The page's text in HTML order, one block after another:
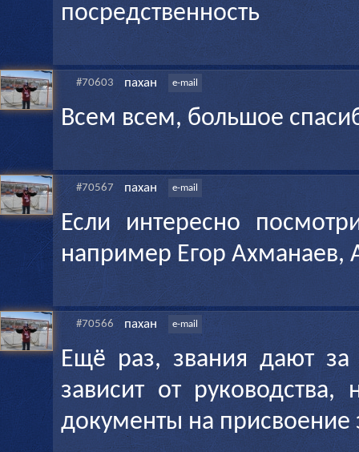
посредственность
#70603 пахан e-mail
Всем всем, большое
#70567 пахан e-mail
Если интересно
например Егор Ахманаев,
#70566 пахан e-mail
Ещё раз, звания дают
зависит от руководства,
документы на присвоение